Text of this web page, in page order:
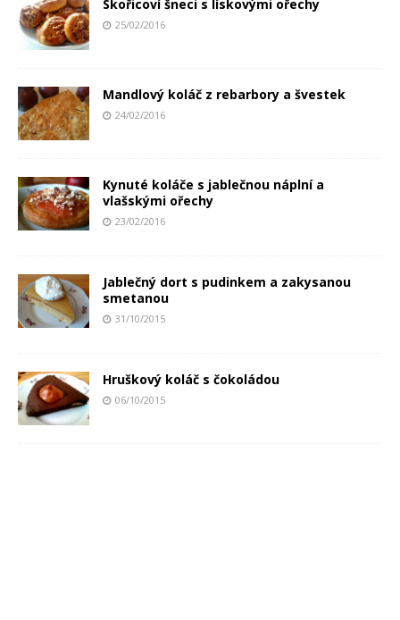
Skořicoví šneci s lískovými ořechy
25/02/2016
Mandlový koláč z rebarbory a švestek
24/02/2016
Kynuté koláče s jablečnou náplní a
vlašskými ořechy
23/02/2016
Jablečný dort s pudinkem a zakysanou
smetanou
31/10/2015
Hruškový koláč s čokoládou
06/10/2015